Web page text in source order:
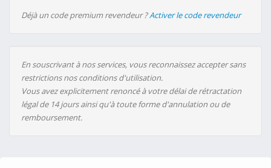
Déjà un code premium revendeur ?Activer le code revendeur
En souscrivant à nos services, vous reconnaissez accepter sans
restrictions nos conditions d'utilisation.
Vous avez explicitement renoncé à votre délai de rétractation
légal de 14 jours ainsi qu'à toute forme d'annulation ou de
remboursement.